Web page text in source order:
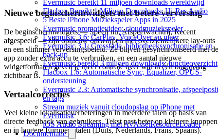
Evermusic bereikt 11 miljoen downloads wereldwijd
Flacbox Bereikt 1 Miljoen Downloads: Hi-Res Audio
5 Beste iPhone Muziekspeler Apps in 2025
Evermusic promotievideo: cloudmuziekspeler
Evermusic 3.6: CarPlay, VoiceOver en meer
Evermusic 3.1: Crossfade, bibliotheeksynchronisatie en
back-up
Evermusic bereikt 3 miljoen downloads: functieoverzicht
Flacbox 1.6: Automatische Sync, Equalizer, OPUS-
ondersteuning
Evermusic 2.3: Automatische synchronisatie,
en tags
Stream muziek vanuit cloudopslag op iPhone met
Evermusic
iOS Audio Streaming met AVAssetResourceLoader
Documentatie
Nieuwe beginschermwidgets met betere verversing
De beginschermwidgets — Speelt nu, Afspeelwachtrij, Recent
afgespeeld — zijn opnieuw ontworpen met overzichtelijkere lay-outs
en een slimmer verversingsbeleid. Ze blijven gesynchroniseerd met de
app zonder extra accu te verbruiken, en een aantal nieuwe
widgetformaten geven je meer controle over wat in één oogopslag
zichtbaar is.
Vertaalcorrecties
Veel kleine lokalisatieverbeteringen in meerdere talen op basis van
directe feedback van gebruikers. Tekst past beter op kleinere knoppen
en in langere Europese talen (Duits, Nederlands, Frans, Spaans).